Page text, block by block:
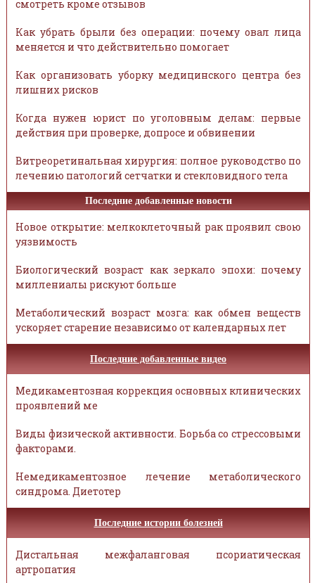
смотреть кроме отзывов
Как убрать брыли без операции: почему овал лица
меняется и что действительно помогает
Как организовать уборку медицинского центра без
лишних рисков
Когда нужен юрист по уголовным делам: первые
действия при проверке, допросе и обвинении
Витреоретинальная хирургия: полное руководство по
лечению патологий сетчатки и стекловидного тела
Последние добавленные новости
Новое открытие: мелкоклеточный рак проявил свою
уязвимость
Биологический возраст как зеркало эпохи: почему
миллениалы рискуют больше
Метаболический возраст мозга: как обмен веществ
ускоряет старение независимо от календарных лет
Последние добавленные видео
Медикаментозная коррекция основных клинических
проявлений ме
Виды физической активности. Борьба со стрессовыми
факторами.
Немедикаментозное лечение метаболического
синдрома. Диетотер
Последние истории болезней
Дистальная межфаланговая псориатическая
артропатия